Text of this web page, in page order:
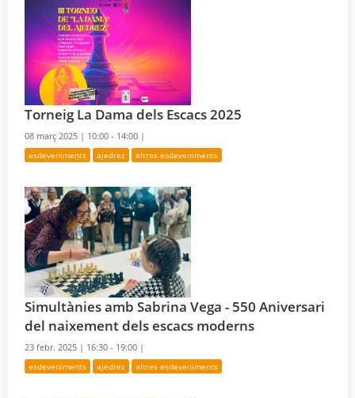
Torneig La Dama dels Escacs 2025
08 març 2025 | 10:00 - 14:00 |
esdeveniments ajedrez altres esdeveniments
Simultànies amb Sabrina Vega - 550 Aniversari
del naixement dels escacs moderns
23 febr. 2025 | 16:30 - 19:00 |
esdeveniments ajedrez altres esdeveniments